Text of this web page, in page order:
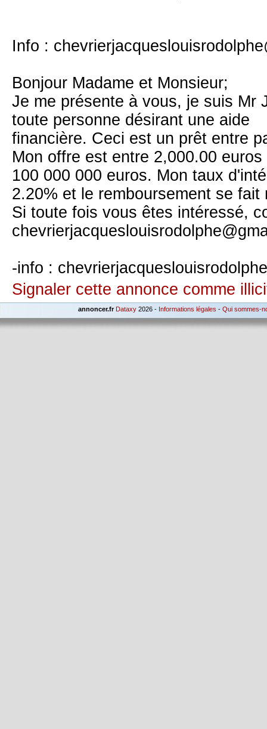
Info :
Bonjour Madame et Monsieur;
Je me présente à vous, je suis Mr
toute personne désirant une aide
financière. Ceci est un prêt entre
Mon offre est entre 2,000.00 euros
100 000 000 euros. Mon taux
2.20% et le remboursement se fait
Si toute fois vous êtes intéressé,
-info :
Signaler cette annonce comme
annoncer.fr Dataxy 2026 - Informations légales - Qui sommes-